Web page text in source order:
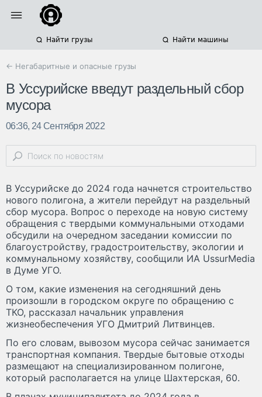
Найти грузы Найти машины
← Негабаритные и опасные грузы
В Уссурийске введут раздельный сбор
мусора
06:36, 24 Сентября 2022
В Уссурийске до 2024 года начнется строительство
нового полигона, а жители перейдут на раздельный
сбор мусора. Вопрос о переходе на новую систему
обращения с твердыми коммунальными отходами
обсудили на очередном заседании комиссии по
благоустройству, градостроительству, экологии и
коммунальному хозяйству, сообщили ИА UssurMedia
в Думе УГО.
О том, какие изменения на сегодняшний день
произошли в городском округе по обращению с
ТКО, рассказал начальник управления
жизнеобеспечения УГО Дмитрий Литвинцев.
По его словам, вывозом мусора сейчас занимается
транспортная компания. Твердые бытовые отходы
размещают на специализированном полигоне,
который располагается на улице Шахтерская, 60.